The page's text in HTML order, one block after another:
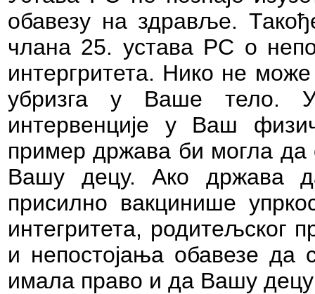
обавезу на здравље.
члана 25. устава РС о
интергритета. Нико не
убризга у Ваше тело.
интервенције у Ваш
пример држава би могла да
Вашу децу. Ако држава
присилно вакцинише
интегритета, родитељског
и непостојања обавезе да
имала право и да Вашу децу